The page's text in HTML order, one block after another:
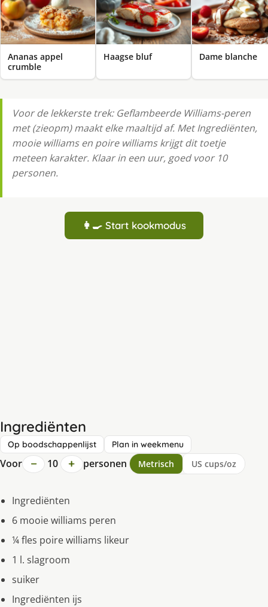
Ananas appel
crumble
Haagse bluf Dame blanche
Voor de lekkerste trek: Geflambeerde Williams-peren
met (zieopm) maakt elke maaltijd af. Met Ingrediënten,
mooie williams en poire williams krijgt dit toetje
meteen karakter. Klaar in een uur, goed voor 10
personen.
👩‍🍳 Start kookmodus
Ingrediënten
Op boodschappenlijst Plan in weekmenu
Voor − 10 + personen Metrisch US cups/oz
Ingrediënten
6 mooie williams peren
¼ fles poire williams likeur
1 l. slagroom
suiker
Ingrediënten ijs